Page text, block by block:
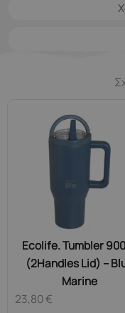
Ecolife. Tumbler
(2Handles Lid) –
Marine
23,80€